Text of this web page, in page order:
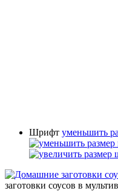
Шрифт уменьшить
заготовки соусов в